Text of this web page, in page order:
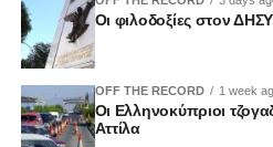
Οι φιλοδοξίες στον
OFF THE RECORD 1 week
Οι Ελληνοκύπριοι
Αττίλα